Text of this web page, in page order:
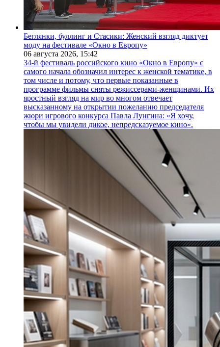
Беглянки, буллинг и Стасики: Женский взгляд диктует
моду на фестивале «Окно в Европу»
06 августа 2026, 15:42
34-й фестиваль российского кино «Окно в Европу» с
самого начала обозначил интерес к женской тематике, в
том числе и потому, что первые показанные в
программе фильмы сняты режиссерами-женщинами. Их
яростный взгляд на мир во многом отвечает
высказанному на открытии пожеланию председателя
жюри игрового конкурса Павла Лунгина: «Я хочу,
чтобы мы увидели дикое, непредсказуемое кино».